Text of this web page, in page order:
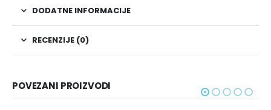
DODATNE INFORMACIJE
RECENZIJE (0)
POVEZANI PROIZVODI